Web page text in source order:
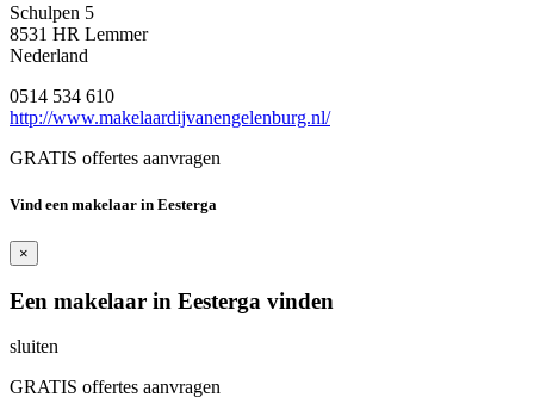
Schulpen 5
8531 HR Lemmer
Nederland
0514 534 610
http://www.makelaardijvanengelenburg.nl/
GRATIS offertes aanvragen
Vind een makelaar in Eesterga
×
Een makelaar in Eesterga vinden
sluiten
GRATIS offertes aanvragen